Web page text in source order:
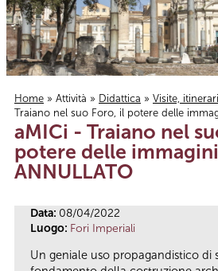
Tu sei qui
Home » Attività » Didattica » Visite,
Traiano nel suo Foro, il potere delle
aMICi - Traiano nel
potere delle
ANNULLATO
Data: 08/04/2022
Luogo: Fori Imperiali
Un geniale uso propagandistico di